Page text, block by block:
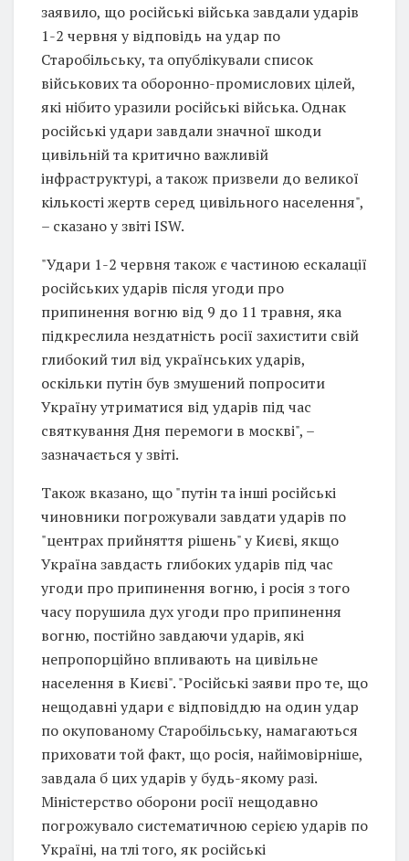
заявило, що російські війська завдали ударів
1-2 червня у відповідь на удар по
Старобільську, та опублікували список
військових та оборонно-промислових цілей,
які нібито уразили російські війська. Однак
російські удари завдали значної шкоди
цивільній та критично важливій
інфраструктурі, а також призвели до великої
кількості жертв серед цивільного населення",
– сказано у звіті ISW.
"Удари 1-2 червня також є частиною ескалації
російських ударів після угоди про
припинення вогню від 9 до 11 травня, яка
підкреслила нездатність росії захистити свій
глибокий тил від українських ударів,
оскільки путін був змушений попросити
Україну утриматися від ударів під час
святкування Дня перемоги в москві", –
зазначається у звіті.
Також вказано, що "путін та інші російські
чиновники погрожували завдати ударів по
"центрах прийняття рішень" у Києві, якщо
Україна завдасть глибоких ударів під час
угоди про припинення вогню, і росія з того
часу порушила дух угоди про припинення
вогню, постійно завдаючи ударів, які
непропорційно впливають на цивільне
населення в Києві". "Російські заяви про те, що
нещодавні удари є відповіддю на один удар
по окупованому Старобільську, намагаються
приховати той факт, що росія, найімовірніше,
завдала б цих ударів у будь-якому разі.
Міністерство оборони росії нещодавно
погрожувало систематичною серією ударів по
Україні, на тлі того, як російські